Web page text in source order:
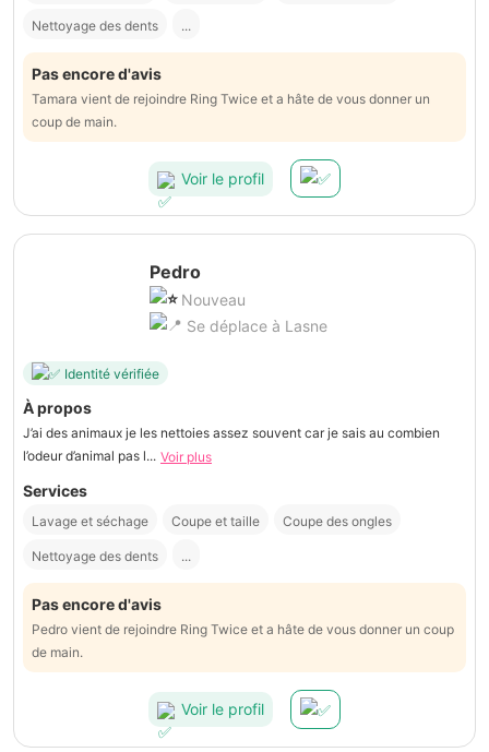
Nettoyage des dents ...
Pas encore d'avis
Tamara vient de rejoindre Ring Twice et a hâte de vous donner un
coup de main.
Voir le profil
Pedro
Nouveau
Se déplace à Lasne
Identité vérifiée
À propos
J’ai des animaux je les nettoies assez souvent car je sais au combien
l’odeur d’animal pas l... Voir plus
Services
Lavage et séchage Coupe et taille Coupe des ongles
Nettoyage des dents ...
Pas encore d'avis
Pedro vient de rejoindre Ring Twice et a hâte de vous donner un coup
de main.
Voir le profil